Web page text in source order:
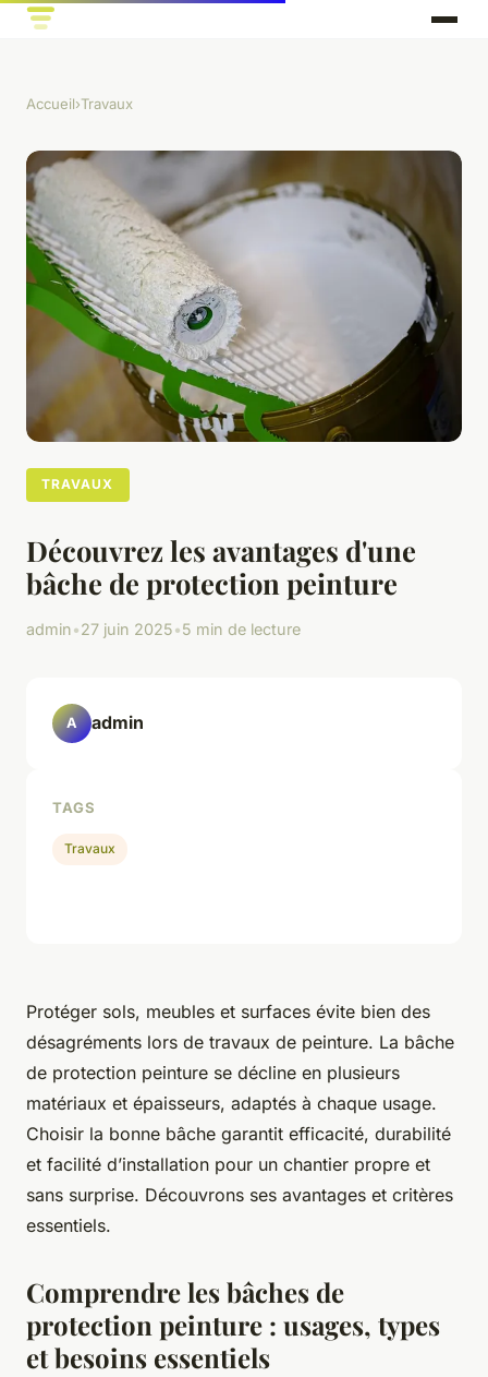
Accueil›Travaux
TRAVAUX
Découvrez les avantages d'une
bâche de protection peinture
admin•27 juin 2025•5 min de lecture
Protéger sols, meubles et surfaces évite bien des
désagréments lors de travaux de peinture. La bâche
de protection peinture se décline en plusieurs
matériaux et épaisseurs, adaptés à chaque usage.
Choisir la bonne bâche garantit efficacité, durabilité
et facilité d’installation pour un chantier propre et
sans surprise. Découvrons ses avantages et critères
essentiels.
Comprendre les bâches de
protection peinture : usages, types
et besoins essentiels
A admin
TAGS
Travaux